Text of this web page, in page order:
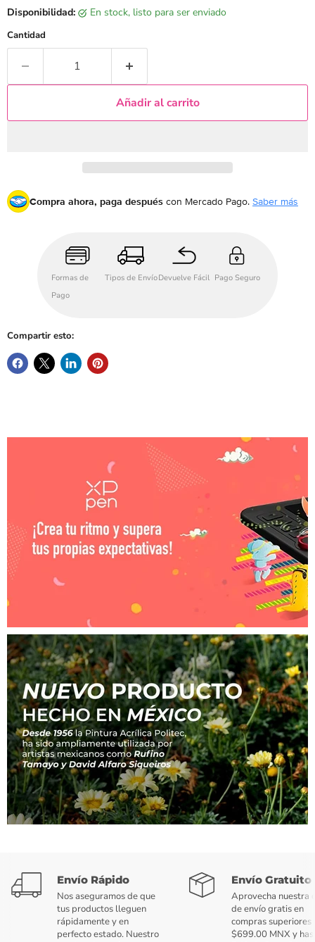
Disponibilidad: en stock, listo para ser enviado
Cantidad
Añadir al carrito
Compra ahora, paga después con Mercado Pago. Saber más
Formas de
Pago
Tipos de EnvíoDevuelve Fácil Pago Seguro
Compartir esto:
Envío Rápido
Nos aseguramos de que
tus productos lleguen
rápidamente y en
perfecto estado. Nuestro
Envío Gratuito
Aprovecha nuestra
de envío gratis en
compras superiores
$699.00 MNX y